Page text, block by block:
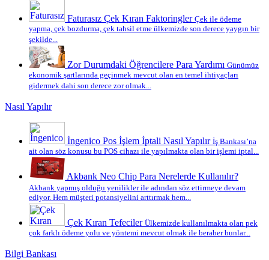
Faturasız Çek Kıran Faktoringler Çek ile ödeme
yapma, çek bozdurma, çek tahsil etme ülkemizde son derece yaygın bir
şekilde...
Zor Durumdaki Öğrencilere Para Yardımı Günümüz
ekonomik şartlarında geçinmek mevcut olan en temel ihtiyaçları
gidermek dahi son derece zor olmak...
Nasıl Yapılır
İngenico Pos İşlem İptali Nasıl Yapılır İş Bankası’na
ait olan söz konusu bu POS cihazı ile yapılmakta olan bir işlemi iptal...
Akbank Neo Chip Para Nerelerde Kullanılır?
Akbank yapmış olduğu yenilikler ile adından söz ettirmeye devam
ediyor. Hem müşteri potansiyelini arttırmak hem...
Çek Kıran Tefeciler Ülkemizde kullanılmakta olan pek
çok farklı ödeme yolu ve yöntemi mevcut olmak ile beraber bunlar...
Bilgi Bankası